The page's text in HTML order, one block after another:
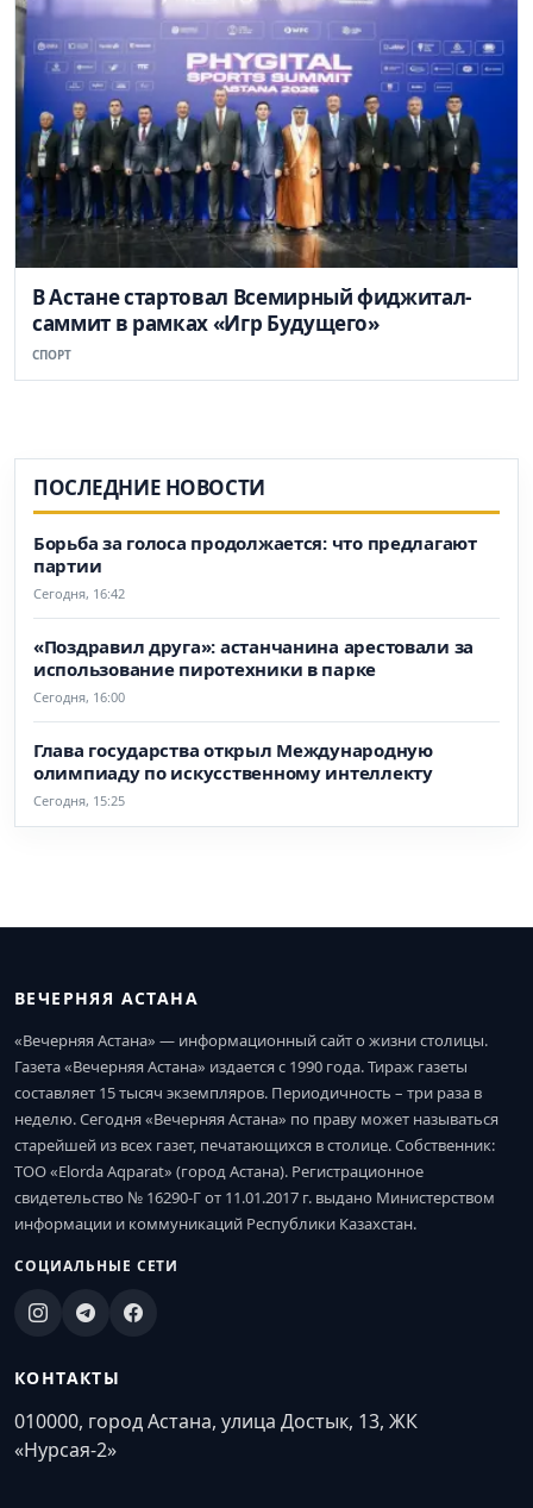
В Астане стартовал Всемирный фиджитал-
саммит в рамках «Игр Будущего»
СПОРТ
ПОСЛЕДНИЕ НОВОСТИ
Борьба за голоса продолжается: что предлагают
партии
Сегодня, 16:42
«Поздравил друга»: астанчанина арестовали за
использование пиротехники в парке
Сегодня, 16:00
Глава государства открыл Международную
олимпиаду по искусственному интеллекту
Сегодня, 15:25
ВЕЧЕРНЯЯ АСТАНА
«Вечерняя Астана» — информационный сайт о жизни столицы.
Газета «Вечерняя Астана» издается с 1990 года. Тираж газеты
составляет 15 тысяч экземпляров. Периодичность – три раза в
неделю. Сегодня «Вечерняя Астана» по праву может называться
старейшей из всех газет, печатающихся в столице. Собственник:
ТОО «Elorda Aqparat» (город Астана). Регистрационное
свидетельство № 16290-Г от 11.01.2017 г. выдано Министерством
информации и коммуникаций Республики Казахстан.
СОЦИАЛЬНЫЕ СЕТИ
КОНТАКТЫ
010000, город Астана, улица Достык, 13, ЖК
«Нурсая-2»